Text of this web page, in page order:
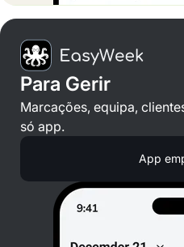
Para Gerir
Marcações, equipa,
só app.
App